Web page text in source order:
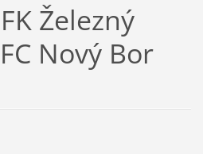
Železný
Nový Bor